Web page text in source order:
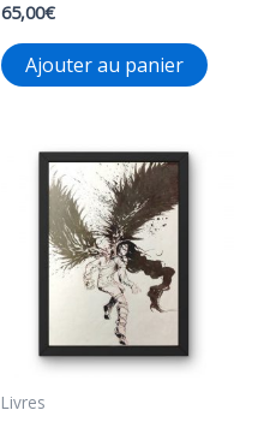
65,00€
Ajouter au panier
Livres